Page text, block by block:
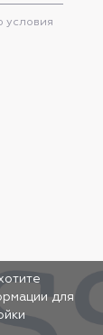
условия
для